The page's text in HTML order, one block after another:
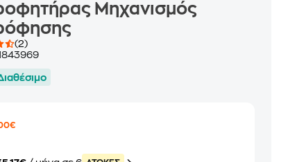
Μηχανισμός
(2)